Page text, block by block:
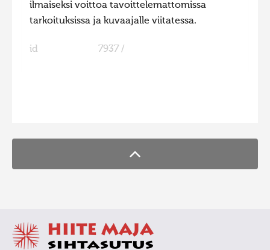
ilmaiseksi voittoa tavoittelemattomissa
tarkoituksissa ja kuvaajalle viitatessa.
id 7937 /